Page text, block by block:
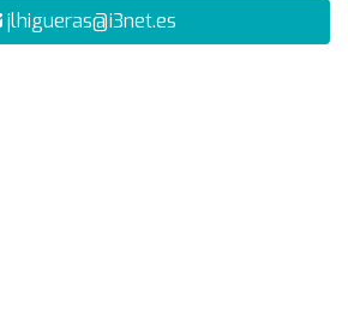
jlhigueras@i3net.es